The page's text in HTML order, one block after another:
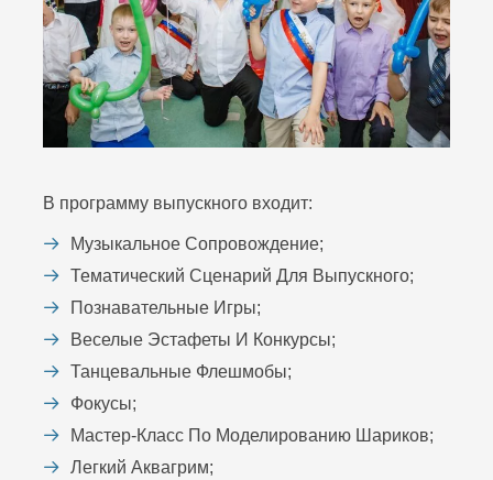
В программу выпускного входит:
Музыкальное Сопровождение;
Тематический Сценарий Для Выпускного;
Познавательные Игры;
Веселые Эстафеты И Конкурсы;
Танцевальные Флешмобы;
Фокусы;
Мастер-Класс По Моделированию Шариков;
Легкий Аквагрим;